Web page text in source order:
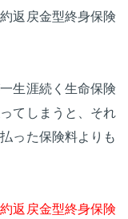
返戻金型終身保険
生涯続く生命保険
てしまうと、それ
った保険料よりも
返戻金型終身保険